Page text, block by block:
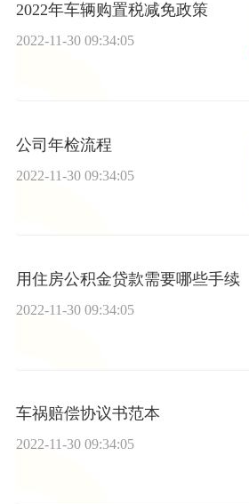
2022年车辆购置税减免政策
2022-11-30 09:34:05
公司年检流程
2022-11-30 09:34:05
用住房公积金贷款需要哪些手续
2022-11-30 09:34:05
车祸赔偿协议书范本
2022-11-30 09:34:05